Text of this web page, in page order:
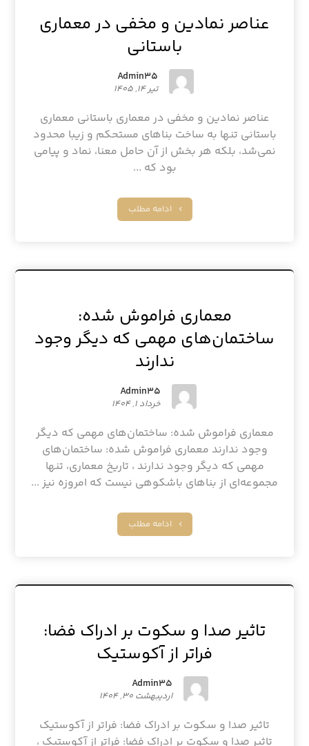
عناصر نمادین و مخفی در معماری
باستانی
Admin۳۵
تیر ۱۴, ۱۴۰۵
عناصر نمادین و مخفی در معماری باستانی معماری
باستانی تنها به ساخت بناهای مستحکم و زیبا محدود
نمی‌شد، بلکه هر بخش از آن حامل معنا، نماد و پیامی
بود که ...
ادامه مطلب
معماری فراموش شده:
ساختمان‌های مهمی که دیگر وجود
ندارند
Admin۳۵
خرداد ۱, ۱۴۰۴
معماری فراموش شده: ساختمان‌های مهمی که دیگر
وجود ندارند معماری فراموش شده: ساختمان‌های
مهمی که دیگر وجود ندارند ، تاریخ معماری، تنها
مجموعه‌ای از بناهای باشکوهی نیست که امروزه نیز ...
ادامه مطلب
تاثیر صدا و سکوت بر ادراک فضا:
فراتر از آکوستیک
Admin۳۵
اردیبهشت ۳۰, ۱۴۰۴
تاثیر صدا و سکوت بر ادراک فضا: فراتر از آکوستیک
تاثیر صدا و سکوت بر ادراک فضا: فراتر از آکوستیک ،